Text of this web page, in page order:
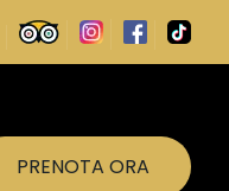
PRENOTA ORA